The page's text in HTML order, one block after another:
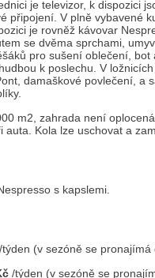
je televizor, k dispozici
připojení. V plně vybavené
je rovněž kávovar
se dvěma sprchami,
pro sušení oblečení,
k poslechu. V
damaškové povlečení,
m2, zahrada není
Kola lze uschovat a
s kapslemi.
/týden (v sezóně se
/týden (v sezóně se